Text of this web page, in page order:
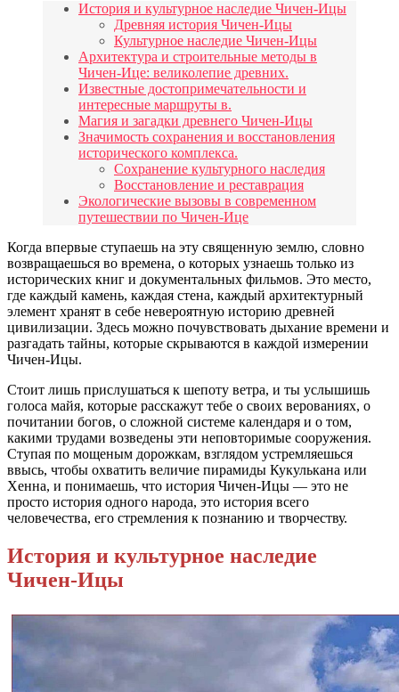
История и культурное наследие Чичен-Ицы
Древняя история Чичен-Ицы
Культурное наследие Чичен-Ицы
Архитектура и строительные методы в
Чичен-Ице: великолепие древних.
Известные достопримечательности и
интересные маршруты в.
Магия и загадки древнего Чичен-Ицы
Значимость сохранения и восстановления
исторического комплекса.
Сохранение культурного наследия
Восстановление и реставрация
Экологические вызовы в современном
путешествии по Чичен-Ице
Когда впервые ступаешь на эту священную землю, словно
возвращаешься во времена, о которых узнаешь только из
исторических книг и документальных фильмов. Это место,
где каждый камень, каждая стена, каждый архитектурный
элемент хранят в себе невероятную историю древней
цивилизации. Здесь можно почувствовать дыхание времени и
разгадать тайны, которые скрываются в каждой измерении
Чичен-Ицы.
Стоит лишь прислушаться к шепоту ветра, и ты услышишь
голоса майя, которые расскажут тебе о своих верованиях, о
почитании богов, о сложной системе календаря и о том,
какими трудами возведены эти неповторимые сооружения.
Ступая по мощеным дорожкам, взглядом устремляешься
ввысь, чтобы охватить величие пирамиды Кукулькана или
Хенна, и понимаешь, что история Чичен-Ицы — это не
просто история одного народа, это история всего
человечества, его стремления к познанию и творчеству.
История и культурное наследие
Чичен-Ицы